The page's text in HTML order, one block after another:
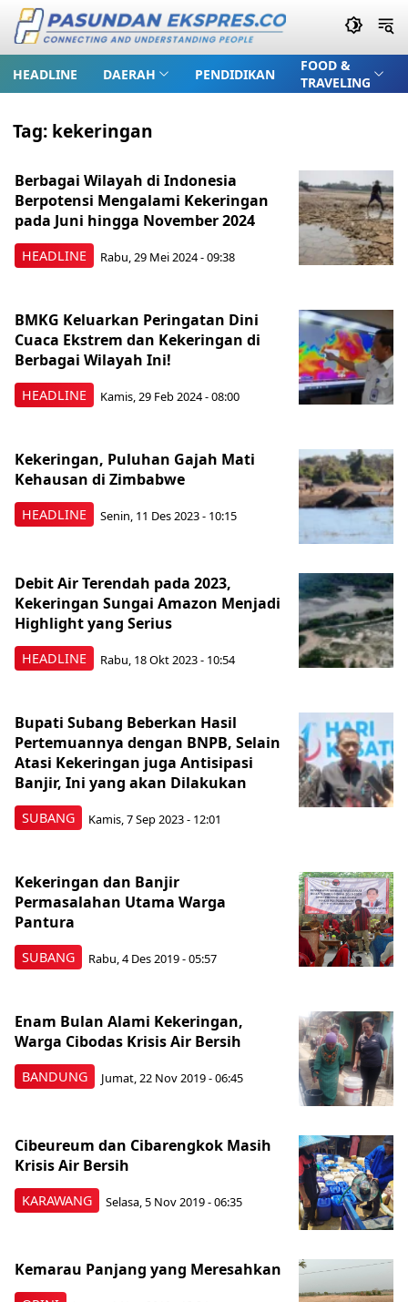
HEADLINE DAERAH PENDIDIKAN
FOOD &
TRAVELING
Tag: kekeringan
HEADLINE
Berbagai Wilayah di Indonesia
Berpotensi Mengalami Kekeringan
pada Juni hingga November 2024
Rabu, 29 Mei 2024 - 09:38
HEADLINE
BMKG Keluarkan Peringatan Dini
Cuaca Ekstrem dan Kekeringan di
Berbagai Wilayah Ini!
Kamis, 29 Feb 2024 - 08:00
HEADLINE
Kekeringan, Puluhan Gajah Mati
Kehausan di Zimbabwe
Senin, 11 Des 2023 - 10:15
HEADLINE
Debit Air Terendah pada 2023,
Kekeringan Sungai Amazon Menjadi
Highlight yang Serius
Rabu, 18 Okt 2023 - 10:54
SUBANG
Bupati Subang Beberkan Hasil
Pertemuannya dengan BNPB, Selain
Atasi Kekeringan juga Antisipasi
Banjir, Ini yang akan Dilakukan
Kamis, 7 Sep 2023 - 12:01
SUBANG
Kekeringan dan Banjir
Permasalahan Utama Warga
Pantura
Rabu, 4 Des 2019 - 05:57
BANDUNG
Enam Bulan Alami Kekeringan,
Warga Cibodas Krisis Air Bersih
Jumat, 22 Nov 2019 - 06:45
KARAWANG
Cibeureum dan Cibarengkok Masih
Krisis Air Bersih
Selasa, 5 Nov 2019 - 06:35
Kemarau Panjang yang Meresahkan